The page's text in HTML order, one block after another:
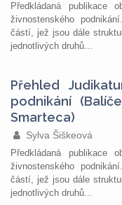
Předkládaná publikace
živnostenského
částí, jež jsou dále
jednotlivých druhů...
Přehled
podnikání
Smarteca)
Sylva Šiškeová
Předkládaná publikace
živnostenského
částí, jež jsou dále
jednotlivých druhů...